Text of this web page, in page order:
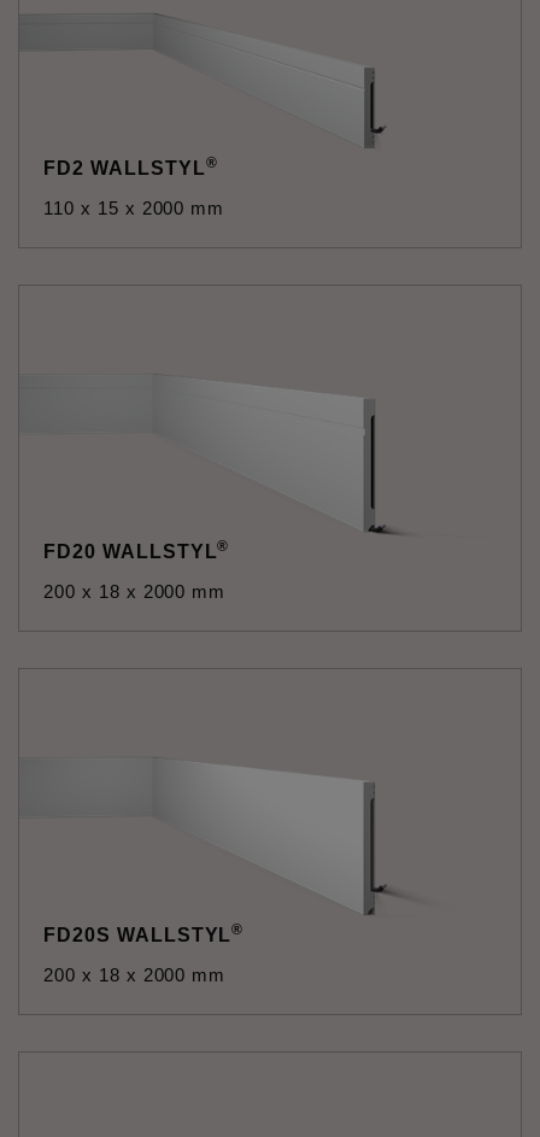
FD2 WALLSTYL®
110 x 15 x 2000 mm
FD20 WALLSTYL®
200 x 18 x 2000 mm
FD20S WALLSTYL®
200 x 18 x 2000 mm